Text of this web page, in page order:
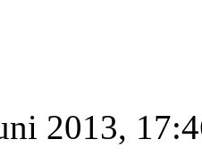
2013,